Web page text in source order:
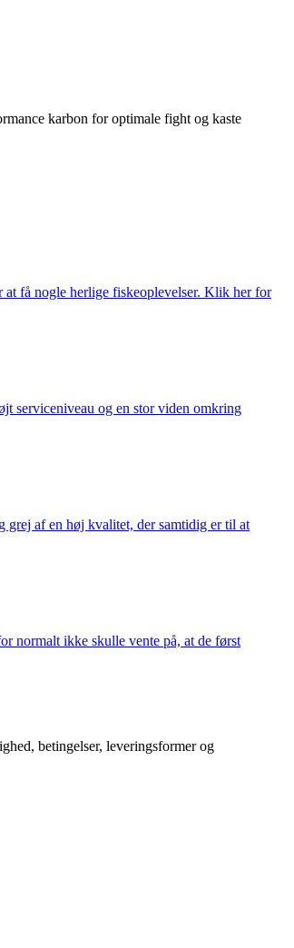
karbon for optimale fight og kaste
få nogle herlige fiskeoplevelser. Klik her for
serviceniveau og en stor viden omkring
grej af en høj kvalitet, der samtidig er til at
normalt ikke skulle vente på, at de først
betingelser, leveringsformer og